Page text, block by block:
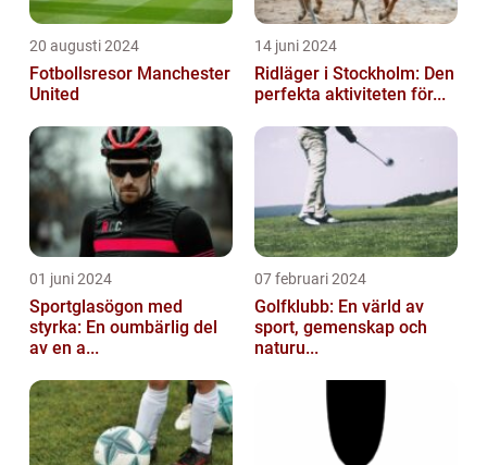
20 augusti 2024
Fotbollsresor Manchester
United
14 juni 2024
Ridläger i Stockholm: Den
perfekta aktiviteten för...
01 juni 2024
Sportglasögon med
styrka: En oumbärlig del
av en a...
07 februari 2024
Golfklubb: En värld av
sport, gemenskap och
naturu...